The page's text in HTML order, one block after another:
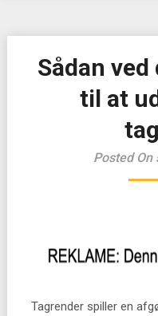
Sådan
til at
Posted On
Tagrender spiller en